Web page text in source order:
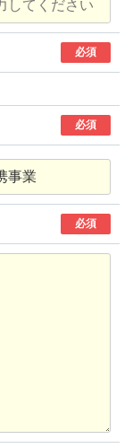
必須
必須
必須